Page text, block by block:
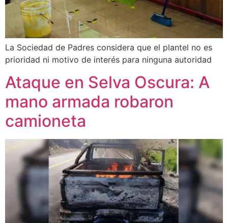
La Sociedad de Padres considera que el plantel no es
prioridad ni motivo de interés para ninguna autoridad
Ataque en Selva Oscura: A
mano armada robaron
camioneta